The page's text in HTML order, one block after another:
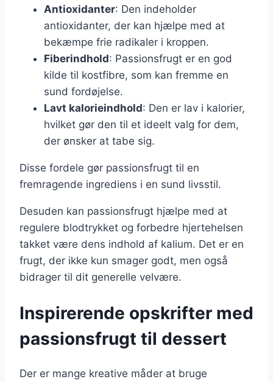
Antioxidanter: Den indeholder
antioxidanter, der kan hjælpe med at
bekæmpe frie radikaler i kroppen.
Fiberindhold: Passionsfrugt er en god
kilde til kostfibre, som kan fremme en
sund fordøjelse.
Lavt kalorieindhold: Den er lav i kalorier,
hvilket gør den til et ideelt valg for dem,
der ønsker at tabe sig.
Disse fordele gør passionsfrugt til en
fremragende ingrediens i en sund livsstil.
Desuden kan passionsfrugt hjælpe med at
regulere blodtrykket og forbedre hjertehelsen
takket være dens indhold af kalium. Det er en
frugt, der ikke kun smager godt, men også
bidrager til dit generelle velvære.
Inspirerende opskrifter med
passionsfrugt til dessert
Der er mange kreative måder at bruge